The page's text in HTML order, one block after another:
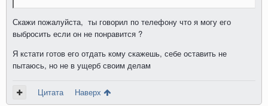
Скажи пожалуйста, ты говорил по телефону что я могу его
выбросить если он не понравится ?
Я кстати готов его отдать кому скажешь, себе оставить не
пытаюсь, но не в ущерб своим делам
Цитата Наверх